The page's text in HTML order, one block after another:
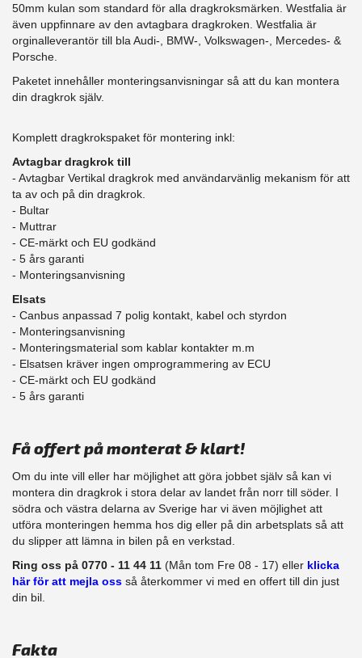
50mm kulan som standard för alla dragkroksmärken. Westfalia är
även uppfinnare av den avtagbara dragkroken. Westfalia är
orginalleverantör till bla Audi-, BMW-, Volkswagen-, Mercedes- &
Porsche.
Paketet innehåller monteringsanvisningar så att du kan montera
din dragkrok själv.
Komplett dragkrokspaket för montering inkl:
Avtagbar dragkrok till
- Avtagbar Vertikal dragkrok med användarvänlig mekanism för att
ta av och på din dragkrok.
- Bultar
- Muttrar
- CE-märkt och EU godkänd
​- 5 års garanti
- Monteringsanvisning
Elsats
- Canbus anpassad 7 polig kontakt, kabel och styrdon
- Monteringsanvisning
- Monteringsmaterial som kablar kontakter m.m
- Elsatsen kräver ingen omprogrammering av ECU
- CE-märkt och EU godkänd
​- 5 års garanti
Få offert på monterat & klart!
Om du inte vill eller har möjlighet att göra jobbet själv så kan vi
montera din dragkrok i stora delar av landet från norr till söder. I
södra och västra delarna av Sverige har vi även möjlighet att​
utföra monteringen hemma hos dig eller på din arbetsplats så att
du slipper att lämna in bilen på en verkstad.
Ring oss på 0770 - 11 44 11 (Mån tom Fre 08 - 17) eller klicka
här för att mejla oss så återkommer vi med en offert till din just
din bil.
Fakta